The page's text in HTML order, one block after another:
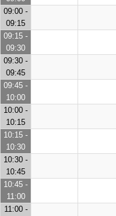
09:00 -
09:15
09:15 -
09:30
09:30 -
09:45
09:45 -
10:00
10:00 -
10:15
10:15 -
10:30
10:30 -
10:45
10:45 -
11:00
11:00 -